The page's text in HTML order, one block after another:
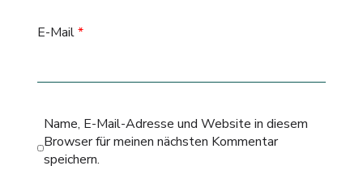
E-Mail*
Name, E-Mail-Adresse und Website in diesem
Browser für meinen nächsten Kommentar
speichern.